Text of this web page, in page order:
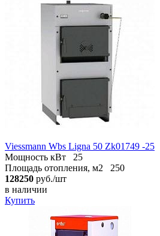
Viessmann Wbs Ligna 50 Zk01749 -25
Мощность кВт
25
Площадь отопления, м2
250
128250 руб./шт
в наличии
Купить